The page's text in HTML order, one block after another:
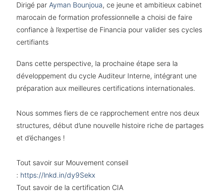
Dirigé par Ayman Bounjoua, ce jeune et ambitieux cabinet
marocain de formation professionnelle a choisi de faire
confiance à l’expertise de Financia pour valider ses cycles
certifiants
Dans cette perspective, la prochaine étape sera la
développement du cycle Auditeur Interne, intégrant une
préparation aux meilleures certifications internationales.
Nous sommes fiers de ce rapprochement entre nos deux
structures, début d’une nouvelle histoire riche de partages
et d’échanges !
Tout savoir sur Mouvement conseil
: https://lnkd.in/dy9Sekx
Tout savoir de la certification CIA